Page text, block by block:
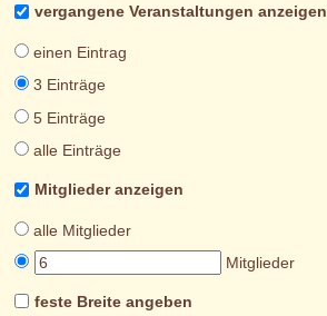
vergangene Veranstaltungen anzeigen
einen Eintrag
3 Einträge
5 Einträge
alle Einträge
Mitglieder anzeigen
alle Mitglieder
Mitglieder
feste Breite angeben